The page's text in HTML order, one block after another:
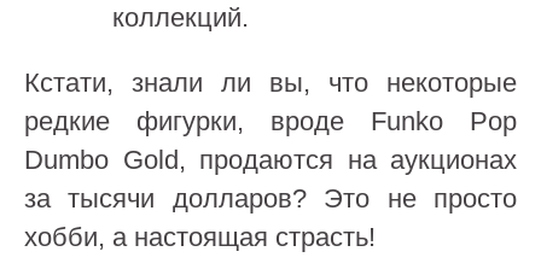
коллекций.
Кстати, знали ли вы, что некоторые
редкие фигурки, вроде Funko Pop
Dumbo Gold, продаются на аукционах
за тысячи долларов? Это не просто
хобби, а настоящая страсть!